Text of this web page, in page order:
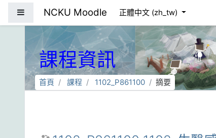
NCKU Moodle 正體中文 ‎(zh_tw)‎
課程資訊
首頁 課程 1102_P861100 摘要